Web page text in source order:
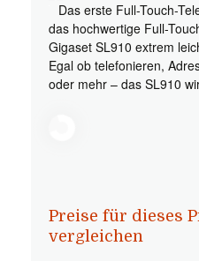
Das erste Full-Touch-
das hochwertige Full-
Gigaset SL910 extrem
Egal ob telefonieren,
oder mehr – das SL910
Preise für dieses
vergleichen